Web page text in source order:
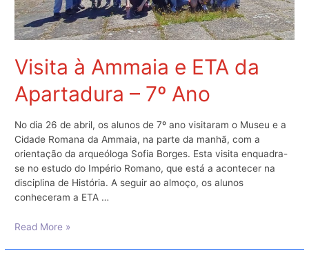
Visita à Ammaia e ETA da
Apartadura – 7º Ano
No dia 26 de abril, os alunos de 7º ano visitaram o Museu e a
Cidade Romana da Ammaia, na parte da manhã, com a
orientação da arqueóloga Sofia Borges. Esta visita enquadra-
se no estudo do Império Romano, que está a acontecer na
disciplina de História. A seguir ao almoço, os alunos
conheceram a ETA …
Visita
Read More »